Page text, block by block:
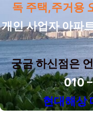
독 주택,주거용
개인 사업자 아파
궁금 하신점은
010
현대해상